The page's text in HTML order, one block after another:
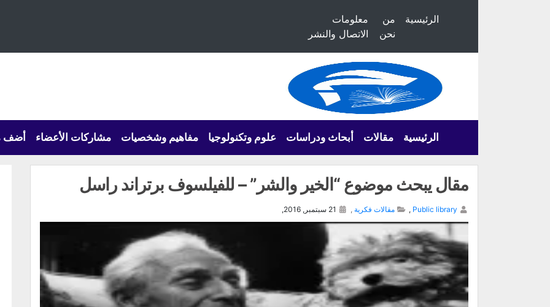
الرئيسية
من
نحن
معلومات
الاتصال والنشر
الرئيسية مقالات أبحاث ودراسات علوم وتكنولوجيا مفاهيم وشخصيات مشاركات الأعضاء أضف
مقال يبحث موضوع “الخير والشر” – للفيلسوف برتراند راسل
Public library
, مقالات فكرية ,